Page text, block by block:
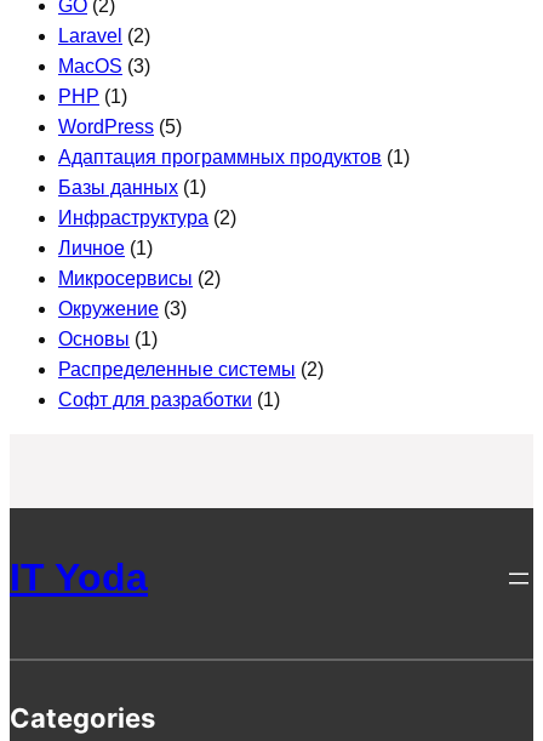
GO (2)
Laravel (2)
MacOS (3)
PHP (1)
WordPress (5)
Адаптация программных продуктов (1)
Базы данных (1)
Инфраструктура (2)
Личное (1)
Микросервисы (2)
Окружение (3)
Основы (1)
Распределенные системы (2)
Софт для разработки (1)
IT Yoda
Categories